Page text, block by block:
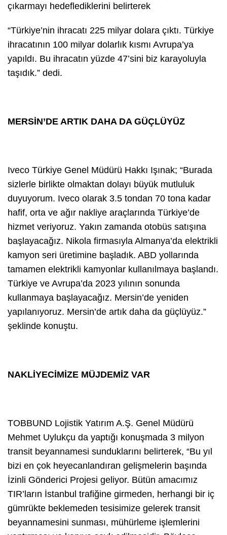
çıkarmayı hedeflediklerini belirterek
“Türkiye’nin ihracatı 225 milyar dolara çıktı. Türkiye
ihracatının 100 milyar dolarlık kısmı Avrupa’ya
yapıldı. Bu ihracatın yüzde 47’sini biz karayoluyla
taşıdık.” dedi.
MERSİN’DE ARTIK DAHA DA GÜÇLÜYÜZ
Iveco Türkiye Genel Müdürü Hakkı Işınak; “Burada
sizlerle birlikte olmaktan dolayı büyük mutluluk
duyuyorum. Iveco olarak 3.5 tondan 70 tona kadar
hafif, orta ve ağır nakliye araçlarında Türkiye’de
hizmet veriyoruz. Yakın zamanda otobüs satışına
başlayacağız. Nikola firmasıyla Almanya’da elektrikli
kamyon seri üretimine başladık. ABD yollarında
tamamen elektrikli kamyonlar kullanılmaya başlandı.
Türkiye ve Avrupa’da 2023 yılının sonunda
kullanmaya başlayacağız. Mersin’de yeniden
yapılanıyoruz. Mersin’de artık daha da güçlüyüz.”
şeklinde konuştu.
NAKLİYECİMİZE MÜJDEMİZ VAR
TOBBUND Lojistik Yatırım A.Ş. Genel Müdürü
Mehmet Uylukçu da yaptığı konuşmada 3 milyon
transit beyannamesi sunduklarını belirterek, “Bu yıl
bizi en çok heyecanlandıran gelişmelerin başında
İzinli Gönderici Projesi geliyor. Bütün amacımız
TIR’ların İstanbul trafiğine girmeden, herhangi bir iç
gümrükte beklemeden tesisimize gelerek transit
beyannamesini sunması, mühürleme işlemlerini